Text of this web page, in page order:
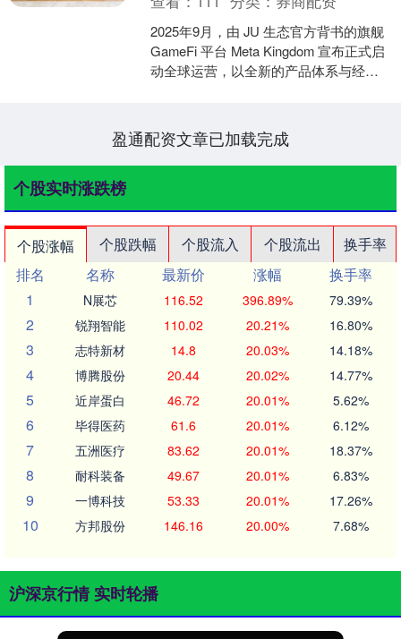
2025年9月，由 JU 生态官方背书的旗舰
GameFi 平台 Meta Kingdom 宣布正式启
动全球运营，以全新的产品体系与经济
盈通配资文章已加载完成
个股实时涨跌榜
个股涨幅 个股跌幅 个股流入 个股流出
换手率
排名
名称 最新价 涨幅
换手率
1
N展芯 116.52 396.89% 79.39%
2 锐翔智能 110.02 20.21% 16.80%
3 志特新材 14.8 20.03% 14.18%
4 博腾股份 20.44 20.02% 14.77%
5 近岸蛋白 46.72 20.01% 5.62%
6 毕得医药 61.6 20.01% 6.12%
7 五洲医疗 83.62 20.01% 18.37%
8 耐科装备 49.67 20.01% 6.83%
9 一博科技 53.33 20.01% 17.26%
10 方邦股份 146.16 20.00% 7.68%
沪深京行情 实时轮播